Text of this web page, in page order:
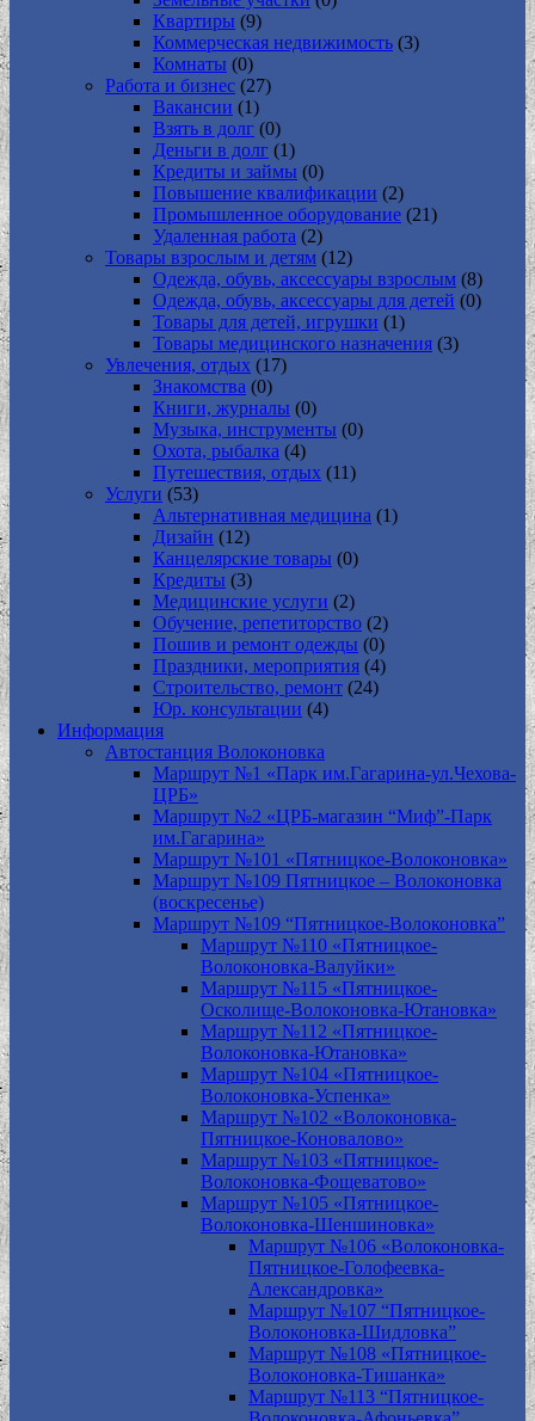
Квартиры (9)
Коммерческая недвижимость (3)
Комнаты (0)
Работа и бизнес (27)
Вакансии (1)
Взять в долг (0)
Деньги в долг (1)
Кредиты и займы (0)
Повышение квалификации (2)
Промышленное оборудование (21)
Удаленная работа (2)
Товары взрослым и детям (12)
Одежда, обувь, аксессуары взрослым (8)
Одежда, обувь, аксессуары для детей (0)
Товары для детей, игрушки (1)
Товары медицинского назначения (3)
Увлечения, отдых (17)
Знакомства (0)
Книги, журналы (0)
Музыка, инструменты (0)
Охота, рыбалка (4)
Путешествия, отдых (11)
Услуги (53)
Альтернативная медицина (1)
Дизайн (12)
Канцелярские товары (0)
Кредиты (3)
Медицинские услуги (2)
Обучение, репетиторство (2)
Пошив и ремонт одежды (0)
Праздники, мероприятия (4)
Строительство, ремонт (24)
Юр. консультации (4)
Информация
Автостанция Волоконовка
Маршрут №1 «Парк им.Гагарина-ул.Чехова-
ЦРБ»
Маршрут №2 «ЦРБ-магазин “Миф”-Парк
им.Гагарина»
Маршрут №101 «Пятницкое-Волоконовка»
Маршрут №109 Пятницкое – Волоконовка
(воскресенье)
Маршрут №109 “Пятницкое-Волоконовка”
Маршрут №110 «Пятницкое-
Волоконовка-Валуйки»
Маршрут №115 «Пятницкое-
Осколище-Волоконовка-Ютановка»
Маршрут №112 «Пятницкое-
Волоконовка-Ютановка»
Маршрут №104 «Пятницкое-
Волоконовка-Успенка»
Маршрут №102 «Волоконовка-
Пятницкое-Коновалово»
Маршрут №103 «Пятницкое-
Волоконовка-Фощеватово»
Маршрут №105 «Пятницкое-
Волоконовка-Шеншиновка»
Маршрут №106 «Волоконовка-
Пятницкое-Голофеевка-
Александровка»
Маршрут №107 “Пятницкое-
Волоконовка-Шидловка”
Маршрут №108 «Пятницкое-
Волоконовка-Тишанка»
Маршрут №113 “Пятницкое-